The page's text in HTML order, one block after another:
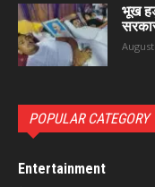
भूख
POPULAR CATEGORY
Entertainment